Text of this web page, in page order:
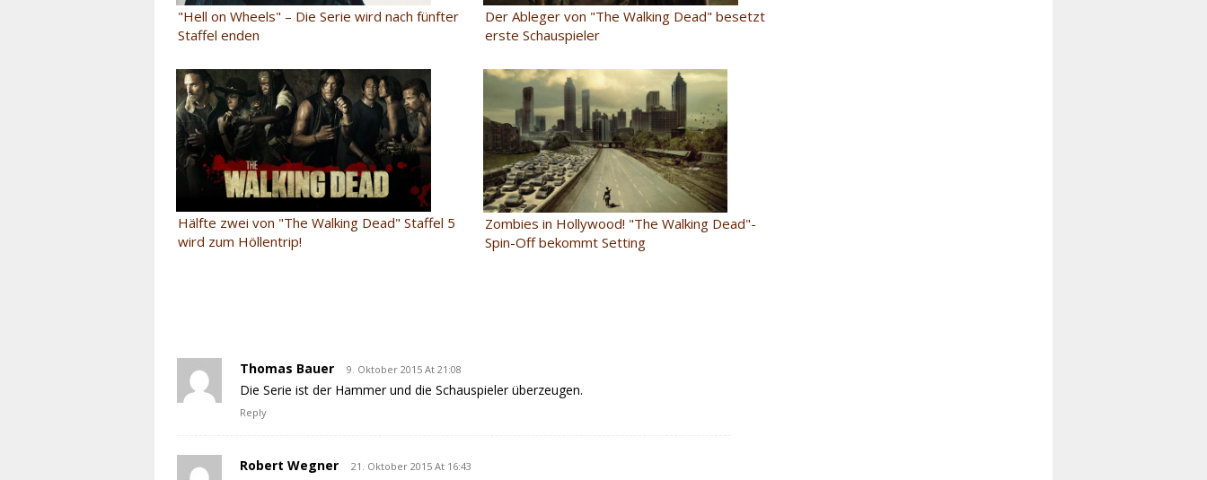
"Hell on Wheels" – Die Serie wird nach fünfter
Staffel enden
Der Ableger von "The Walking Dead" besetzt
erste Schauspieler
Hälfte zwei von "The Walking Dead" Staffel 5
wird zum Höllentrip!
Zombies in Hollywood! "The Walking Dead"-
Spin-Off bekommt Setting
Thomas Bauer 9. Oktober 2015 At 21:08
Die Serie ist der Hammer und die Schauspieler überzeugen.
Reply
Robert Wegner 21. Oktober 2015 At 16:43